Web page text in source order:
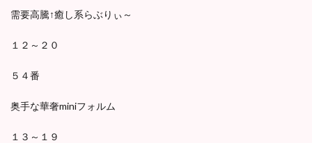
需要高騰↑癒し系らぶりぃ～
１２～２０
５４番
奥手な華奢miniフォルム
１３～１９